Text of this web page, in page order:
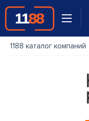
1188 каталог компаний